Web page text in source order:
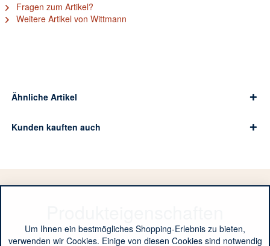
Fragen zum Artikel?
Weitere Artikel von Wittmann
Ähnliche Artikel
Kunden kauften auch
Um Ihnen ein bestmögliches Shopping-Erlebnis zu bieten,
verwenden wir Cookies. Einige von diesen Cookies sind notwendig